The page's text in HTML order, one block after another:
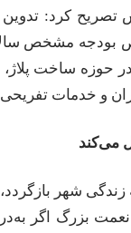
کرد:
بودجه مشخص
ساخت پلاژ،
و خدمات
می‌کند
به زندگی شهر
بزرگ اگر